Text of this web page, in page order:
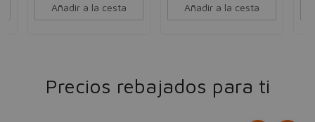
Añadir a la cesta Añadir a la cesta
Precios rebajados para ti